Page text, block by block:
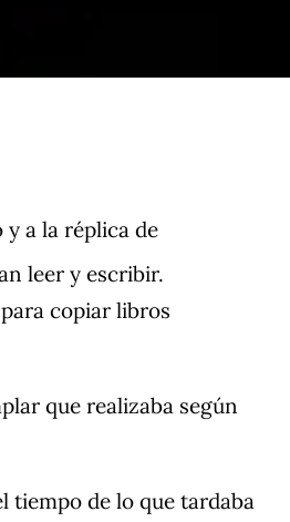
a la réplica de
leer y escribir.
copiar libros
que realizaba según
tiempo de lo que tardaba